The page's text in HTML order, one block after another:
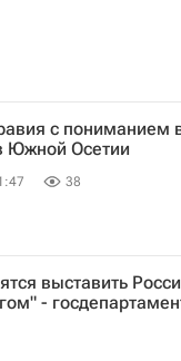
с пониманием
Южной Осетии
38
выставить
-